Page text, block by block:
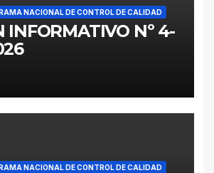
NACIONAL DE CONTROL DE CALIDAD
INFORMATIVO Nº 4-
NACIONAL DE CONTROL DE CALIDAD